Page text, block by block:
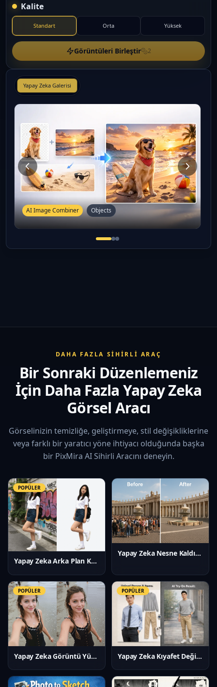
Kalite
Standart Orta Yüksek
Görüntüleri Birleştir 2
Yapay Zeka Galerisi
AI Image Combiner Objects
DAHA FAZLA SIHIRLI ARAÇ
Bir Sonraki Düzenlemeniz
İçin Daha Fazla Yapay Zeka
Görsel Aracı
Görselinizin temizliğe, geliştirmeye, stil değişikliklerine
veya farklı bir yaratıcı yöne ihtiyacı olduğunda başka
bir PixMira AI Sihirli Aracını deneyin.
POPÜLER
Yapay Zeka Arka Plan Kaldırıcı
Yapay Zeka Nesne Kaldırıcı
POPÜLER
Yapay Zeka Görüntü Yükseltici
POPÜLER
Yapay Zeka Kıyafet Değiştirici